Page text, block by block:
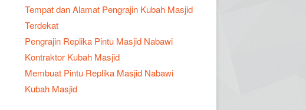
Tempat dan Alamat Pengrajin Kubah Masjid
Terdekat
Pengrajin Replika Pintu Masjid Nabawi
Kontraktor Kubah Masjid
Membuat Pintu Replika Masjid Nabawi
Kubah Masjid